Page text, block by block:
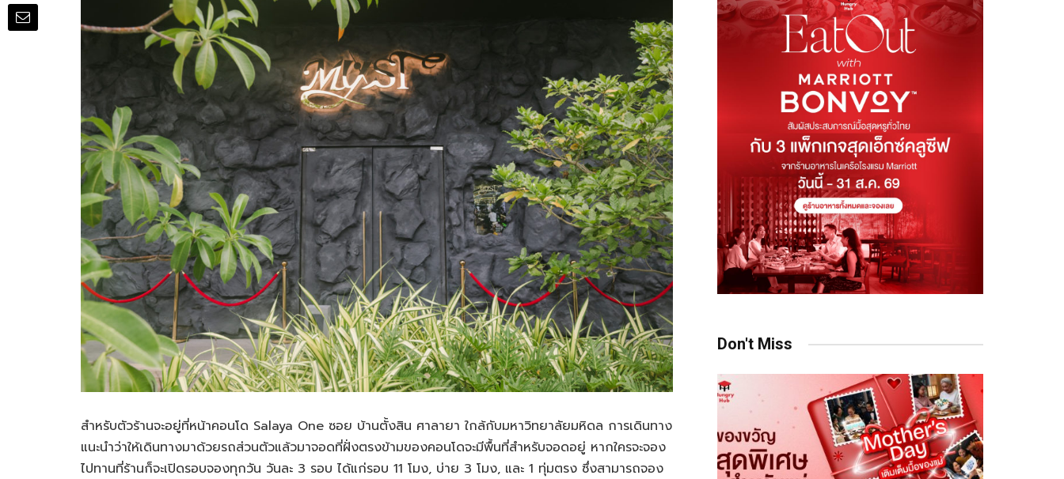
สำหรับตัวร้านจะอยู่ที่หน้าคอนโด Salaya One ซอย บ้านตั้งสิน ศาลายา ใกล้กับมหาวิทยาลัยมหิดล การเดินทาง
แนะนำว่าให้เดินทางมาด้วยรถส่วนตัวแล้วมาจอดที่ฝั่งตรงข้ามของคอนโดจะมีพื้นที่สำหรับจอดอยู่ หากใครจะจอง
ไปทานที่ร้านก็จะเปิดรอบจองทุกวัน วันละ 3 รอบ ได้แก่รอบ 11 โมง, บ่าย 3 โมง, และ 1 ทุ่มตรง ซึ่งสามารถจอง
Don't Miss